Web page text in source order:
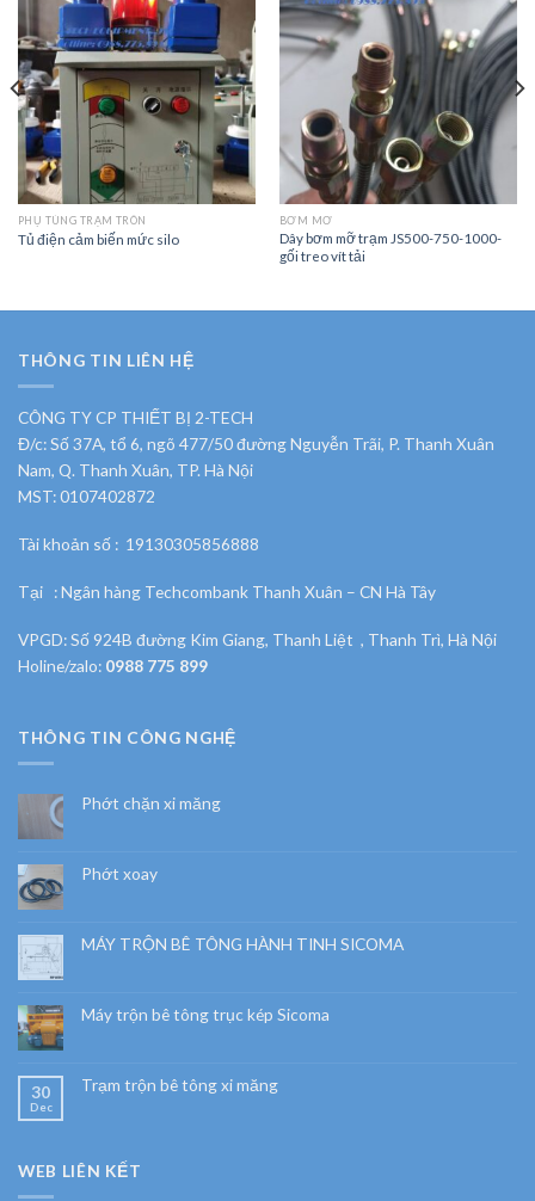
PHỤ TÙNG TRẠM TRÔN
Tủ điện cảm biến mức silo
BƠM MỠ
Dây bơm mỡ trạm JS500-750-1000-
gối treo vít tải
THÔNG TIN LIÊN HỆ
CÔNG TY CP THIẾT BỊ 2-TECH
Đ/c: Số 37A, tổ 6, ngõ 477/50 đường Nguyễn Trãi, P. Thanh Xuân
Nam, Q. Thanh Xuân, TP. Hà Nội
MST: 0107402872
Tài khoản số : 19130305856888
Tại : Ngân hàng Techcombank Thanh Xuân – CN Hà Tây
VPGD: Số 924B đường Kim Giang, Thanh Liệt , Thanh Trì, Hà Nội
Holine/zalo: 0988 775 899
THÔNG TIN CÔNG NGHỆ
Phớt chặn xi măng
Phớt xoay
MÁY TRỘN BÊ TÔNG HÀNH TINH SICOMA
Máy trộn bê tông trục kép Sicoma
30
Dec
Trạm trộn bê tông xi măng
WEB LIÊN KẾT